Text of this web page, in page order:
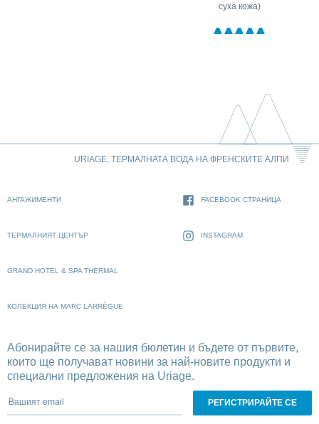
суха кожа)
URIAGE, ТЕРМАЛНАТА ВОДА НА ФРЕНСКИТЕ АЛПИ
АНГАЖИМЕНТИ
ТЕРМАЛНИЯТ ЦЕНТЪР
GRAND HOTEL & SPA THERMAL
КОЛЕКЦИЯ НА MARC LARRÈGUE
FACEBOOK СТРАНИЦА
INSTAGRAM
Абонирайте се за нашия бюлетин и бъдете от първите,
които ще получават новини за най-новите продукти и
специални предложения на Uriage.
Вашият email